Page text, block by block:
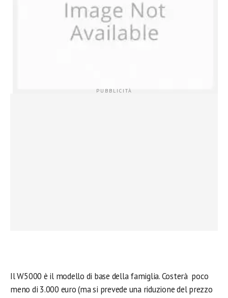
Il W5000 è il modello di base della famiglia. Costerà poco
meno di 3.000 euro (ma si prevede una riduzione del prezzo